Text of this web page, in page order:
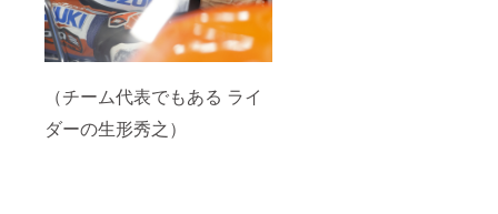
（チーム代表でもある ライ
ダーの生形秀之）